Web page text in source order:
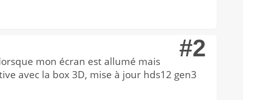
#2
mon écran est allumé mais
avec la box 3D, mise à jour hds12 gen3